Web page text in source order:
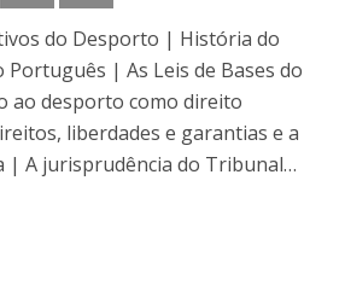
do Desporto | História do
| As Leis de Bases do
ao desporto como direito
liberdades e garantias e a
| A jurisprudência do Tribunal